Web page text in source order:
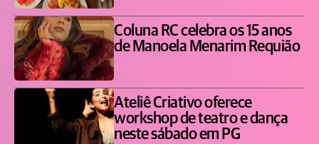
Coluna RC celebra os 15 anos
de Manoela Menarim Requião
Ateliê Criativo oferece
workshop de teatro e dança
neste sábado em PG